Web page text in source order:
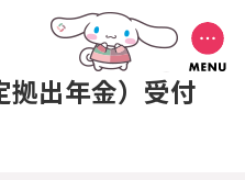
出年金）受付